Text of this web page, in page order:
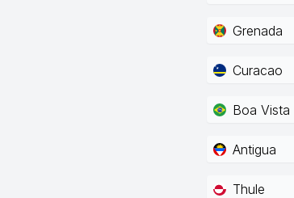
Grenada
Curacao
Boa Vista
Antigua
Thule